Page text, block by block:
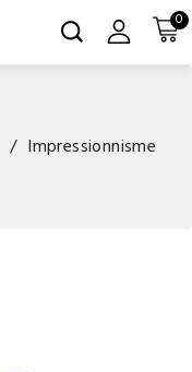
0
Impressionnisme